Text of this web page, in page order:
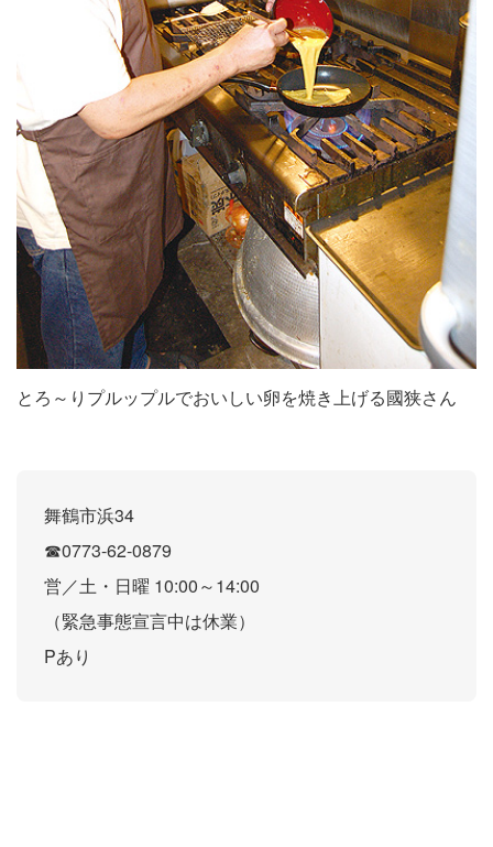
とろ～りプルップルでおいしい卵を焼き上げる國狭さん
舞鶴市浜34
☎0773-62-0879
営／土・日曜 10:00～14:00
（緊急事態宣言中は休業）
Pあり